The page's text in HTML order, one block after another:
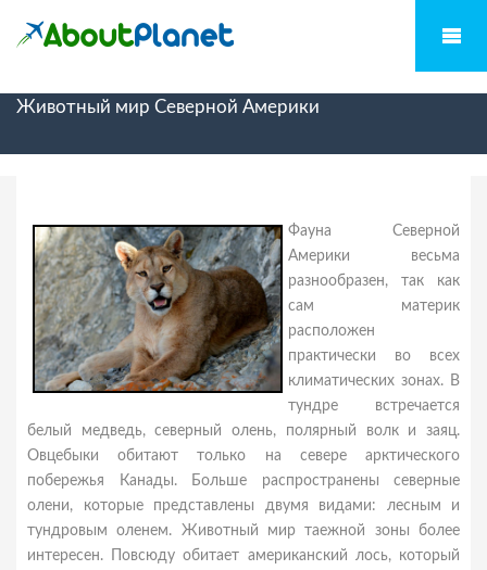
Животный мир Северной Америки
Фауна Северной
Америки весьма
разнообразен, так как
сам материк
расположен
практически во всех
климатических зонах. В
тундре встречается
белый медведь, северный олень, полярный волк и заяц.
Овцебыки обитают только на севере арктического
побережья Канады. Больше распространены северные
олени, которые представлены двумя видами: лесным и
тундровым оленем. Животный мир таежной зоны более
интересен. Повсюду обитает американский лось, который